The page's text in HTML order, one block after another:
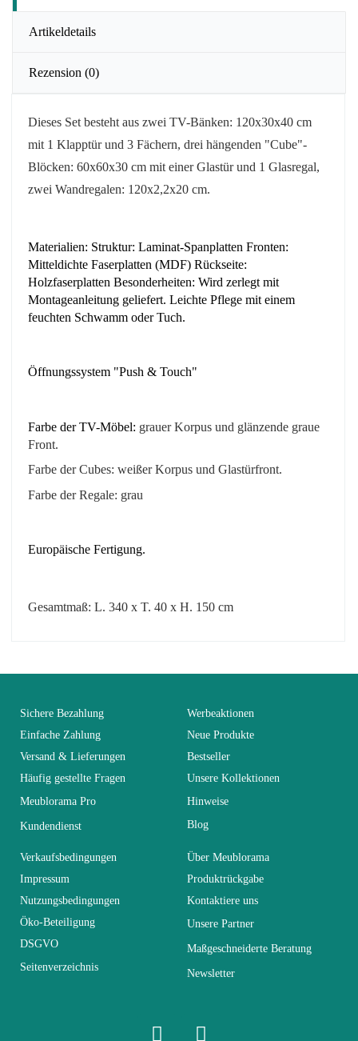
Artikeldetails
Rezension (0)
Dieses Set besteht aus zwei TV-Bänken: 120x30x40 cm
mit 1 Klapptür und 3 Fächern, drei hängenden "Cube"-
Blöcken: 60x60x30 cm mit einer Glastür und 1 Glasregal,
zwei Wandregalen: 120x2,2x20 cm.
Materialien: Struktur: Laminat-Spanplatten Fronten:
Mitteldichte Faserplatten (MDF) Rückseite:
Holzfaserplatten Besonderheiten: Wird zerlegt mit
Montageanleitung geliefert. Leichte Pflege mit einem
feuchten Schwamm oder Tuch.
Öffnungssystem "Push & Touch"
Farbe der TV-Möbel: grauer Korpus und glänzende graue
Front.
Farbe der Cubes: weißer Korpus und Glastürfront.
Farbe der Regale: grau
Europäische Fertigung.
Gesamtmaß: L. 340 x T. 40 x H. 150 cm
Alter Erwachsener
Kollektion SWITCH
Farben Grau
Lieferzeiten (Anz.
Tage)
0
Abmessungen 340x150x40
Elektrisch Elektrisch
You Must Login To Review
Sichere Bezahlung
Einfache Zahlung
Versand & Lieferungen
Häufig gestellte Fragen
Meublorama Pro
Kundendienst
Werbeaktionen
Neue Produkte
Bestseller
Unsere Kollektionen
Hinweise
Blog
Verkaufsbedingungen
Impressum
Nutzungsbedingungen
Öko-Beteiligung
DSGVO
Seitenverzeichnis
Über Meublorama
Produktrückgabe
Kontaktiere uns
Unsere Partner
Maßgeschneiderte Beratung
Newsletter